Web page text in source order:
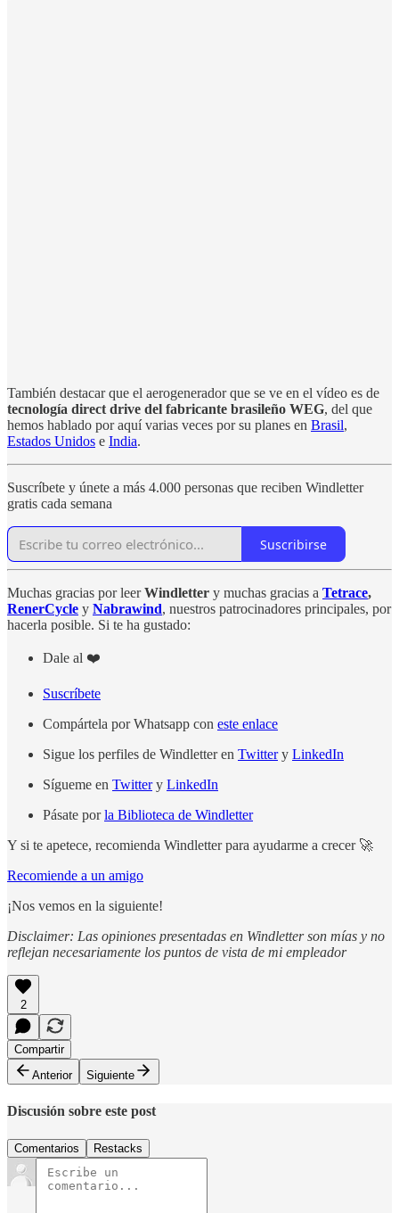
También destacar que el aerogenerador que se ve en el vídeo es de
tecnología direct drive del fabricante brasileño WEG, del que
hemos hablado por aquí varias veces por su planes en Brasil,
Estados Unidos e India.
Suscríbete y únete a más 4.000 personas que reciben Windletter
gratis cada semana
Suscribirse
Muchas gracias por leerWindletter y muchas gracias a Tetrace,
RenerCycle y Nabrawind, nuestros patrocinadores principales, por
hacerla posible. Si te ha gustado:
Dale al ❤️
Suscríbete
Compártela por Whatsapp con este enlace
Sigue los perfiles de Windletter en Twittery LinkedIn
Sígueme en Twittery LinkedIn
Pásate porla Biblioteca de Windletter
Y si te apetece, recomienda Windletter para ayudarme a crecer 🚀
Recomiende a un amigo
¡Nos vemos en la siguiente!
Disclaimer: Las opiniones presentadas en Windletter son mías y no
reflejan necesariamente los puntos de vista de mi empleador
2
Compartir
Anterior
Siguiente
Discusión sobre este post
Comentarios Restacks